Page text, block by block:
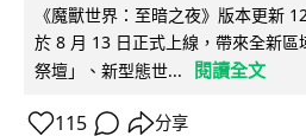
《魔獸世界：至暗之夜》版本更新
於 8 月 13 日正式上線，帶來全新
祭壇」、新型態世...
閱讀全文
115 分享